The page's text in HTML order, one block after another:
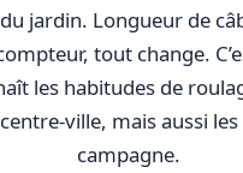
jardin. Longueur de
tout change.
les habitudes de
ville, mais aussi
campagne.